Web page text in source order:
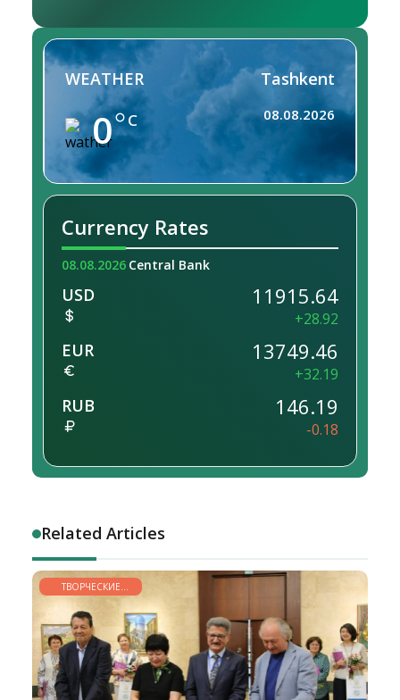
WEATHER
0 C
Tashkent
08.08.2026
Currency Rates
08.08.2026 Central Bank
USD 11915.64
+28.92
EUR 13749.46
+32.19
RUB 146.19
-0.18
Related Articles
ТВОРЧЕСКИЕ
ГОРИЗОНТЫ